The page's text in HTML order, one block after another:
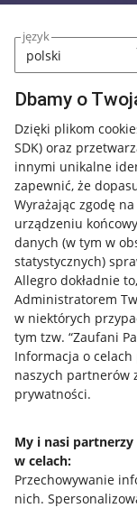
język
Dbamy o
Dzięki plikom
SDK) oraz
innymi unikalne
zapewnić, że
Wyrażając zgodę
urządzeniu
danych (w tym w
statystycznych)
Allegro dokładnie
Administratorem
w niektórych
tym tzw. “Zaufani
Informacja o
naszych partnerów
prywatności.
My i nasi
w celach:
Przechowywanie
nich.
Przydatne
Jak to działa
Allegro Gadane dla
Allegro Gadane dla